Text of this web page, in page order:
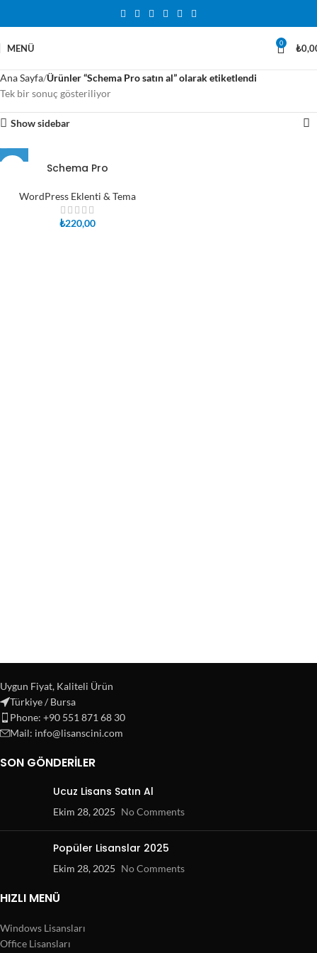
MENÜ 0 ₺
Ana Sayfa Ürünler “Schema Pro satın al” olarak etiketlendi
Tek bir sonuç gösteriliyor
Show sidebar
Schema Pro
WordPress Eklenti & Tema
₺220,00
Uygun Fiyat, Kaliteli Ürün
Türkiye / Bursa
Phone: +90 551 871 68 30
Mail: info@lisanscini.com
SON GÖNDERILER
Ucuz Lisans Satın Al
Ekim 28, 2025 No Comments
Popüler Lisanslar 2025
Ekim 28, 2025 No Comments
HIZLI MENÜ
Windows Lisansları
Office Lisansları